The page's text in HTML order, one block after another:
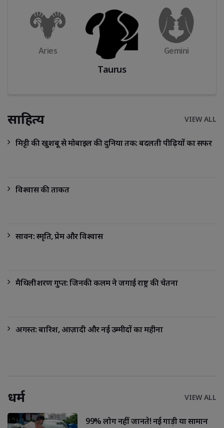
Aries
Taurus
Gemini
साहित्य VIEW ALL
मिट्टी की खुशबू से मोबाइल की दुनिया तक: बदलती पीढ़ियों का सफर
विश्वास की ताकत
सावन: स्मृति, प्रेम और विश्वास
मैथिलीशरण गुप्त: जिनकी कलम ने जगाई राष्ट्र की चेतना
अगस्त: बारिश, आज़ादी और नई उम्मीदों का महीना
धर्म VIEW ALL
99% लोग नहीं जानते! नई गाड़ी या सामान